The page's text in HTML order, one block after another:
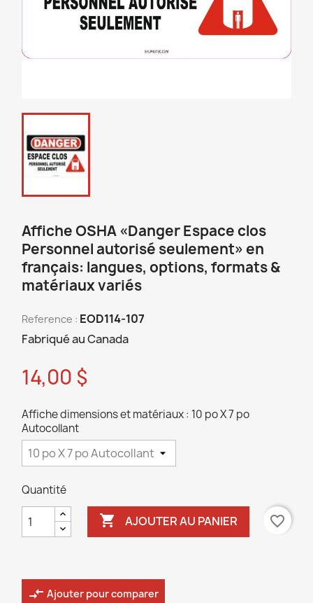
Affiche OSHA «Danger Espace clos
Personnel autorisé seulement» en
français: langues, options, formats &
matériaux variés
Reference : EOD114-107
Fabriqué au Canada
14,00 $
Affiche dimensions et matériaux : 10 po X 7 po
Autocollant
Quantité
 AJOUTER AU PANIER favorite_border
compare_arrows Ajouter pour comparer